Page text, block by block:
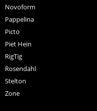
Novoform
Pappelina
Picto
Piet Hein
RigTig
Rosendahl
Stelton
Zone